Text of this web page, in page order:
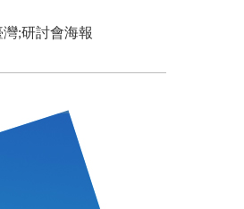
;研討會海報